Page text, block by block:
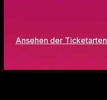
Ansehen der Ticketarten